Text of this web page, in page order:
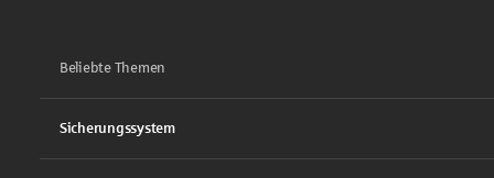
Beliebte Themen
Sicherungssystem